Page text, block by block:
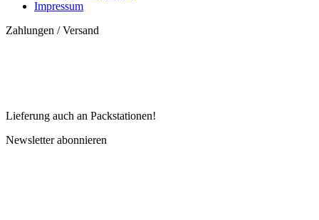
Impressum
Zahlungen / Versand
Lieferung auch an Packstationen!
Newsletter abonnieren